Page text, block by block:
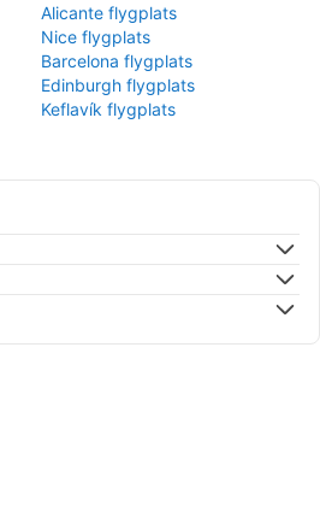
Alicante flygplats
Nice flygplats
Barcelona flygplats
Edinburgh flygplats
Keflavík flygplats